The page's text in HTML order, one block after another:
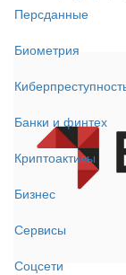
Персданные
Биометрия
Банки и финтех
Криптоактивы
Бизнес
Сервисы
Соцсети